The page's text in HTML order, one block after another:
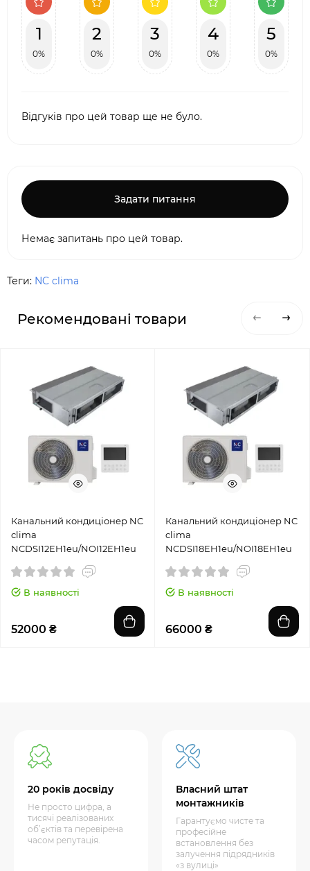
1
0%
2
0%
3
0%
4
0%
5
0%
Відгуків про цей товар ще не було.
Задати питання
Немає запитань про цей товар.
Теги: NC clima
Рекомендовані товари
Канальний кондиціонер NC
clima
NCDSI12EH1eu/NOI12EH1eu
В наявності
52000 ₴
Канальний кондиціонер NC
clima
NCDSI18EH1eu/NOI18EH1eu
В наявності
66000 ₴
20 років досвіду
Не просто цифра, а
тисячі реалізованих
об’єктів та перевірена
часом репутація.
Власний штат
монтажників
Гарантуємо чисте та
професійне
встановлення без
залучення підрядників
«з вулиці»